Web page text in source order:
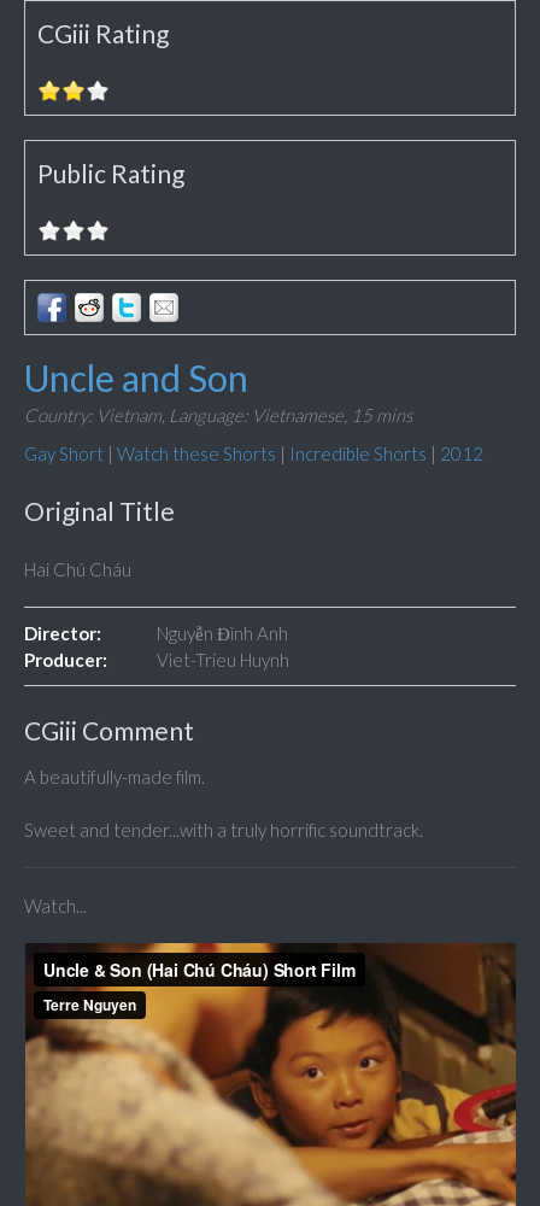
CGiii Rating
Public Rating
Uncle and Son
Country: Vietnam, Language: Vietnamese, 15 mins
Gay Short | Watch these Shorts | Incredible Shorts | 2012
Original Title
Hai Chú Cháu
Director:
Nguyễn Đình Anh
Producer:
Viet-Trieu Huynh
CGiii Comment
A beautifully-made film.
Sweet and tender...with a truly horrific soundtrack.
Watch...